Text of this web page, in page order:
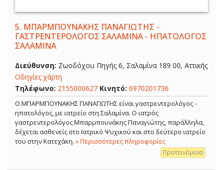
5. ΜΠΑΡΜΠΟΥΝΑΚΗΣ ΠΑΝΑΓΙΩΤΗΣ -
ΓΑΣΤΡΕΝΤΕΡΟΛΟΓΟΣ ΣΑΛΑΜΙΝΑ - ΗΠΑΤΟΛΟΓΟΣ
ΣΑΛΑΜΙΝΑ
Διεύθυνση: Ζωοδόχου Πηγής 6, Σαλαμίνα 189 00, Αττικής
Οδηγίες χάρτη
Τηλέφωνο: 2155000627 Κινητό: 6970201736
Ο ΜΠΑΡΜΠΟΥΝΑΚΗΣ ΠΑΝΑΓΙΩΤΗΣ είναι γαστρεντερολόγος -
ηπατολόγος, με ιατρείο στη Σαλαμίνα. Ο ιατρός
γαστρεντερολόγος Μπαρμπουνάκης Παναγιώτης, παράλληλα,
δέχεται ασθενείς στο Ιατρικό Ψυχικού και στο δεύτερο ιατρείο
του στην Κατεχάκη. » Περισσότερες πληροφορίες
Προτεινόμενα